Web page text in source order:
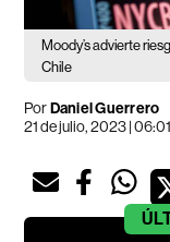
Moody’s advierte
Chile
PorDaniel Guerrero
21 de julio, 2023 |